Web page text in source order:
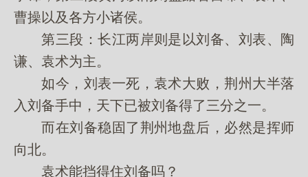
曹操以及各方小诸侯。
第三段：长江两岸则是以刘备、刘表、陶
谦、袁术为主。
如今，刘表一死，袁术大败，荆州大半落
入刘备手中，天下已被刘备得了三分之一。
而在刘备稳固了荆州地盘后，必然是挥师
向北。
袁术能挡得住刘备吗？